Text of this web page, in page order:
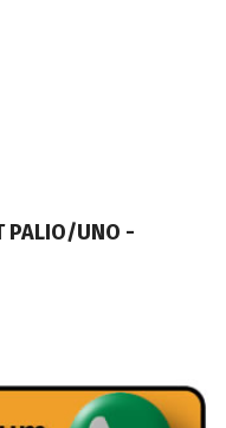
PALIO/UNO -